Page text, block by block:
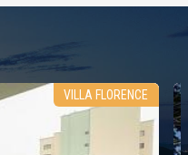
VILLA FLORENCE